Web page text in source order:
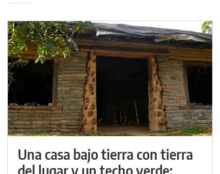
Una casa bajo tierra con tierra
del lugar y un techo verde: